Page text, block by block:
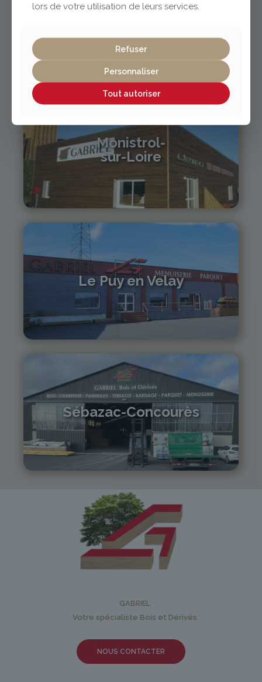
04 70 97 56 39
cusset@gabriel-sa.fr
Monistrol-
sur-Loire
monistrol@gabriel-sa.fr
Le Puy en Velay
04 71 01 13 30
lepuy@gabriel-sa.fr
Sébazac-Concourès
05 81 55 83 89
monistrol@gabriel-sa.fr
GABRIEL
Votre spécialiste Bois et Dérivés
NOUS CONTACTER
lors de votre utilisation de leurs services.
Refuser
Personnaliser
Tout autoriser